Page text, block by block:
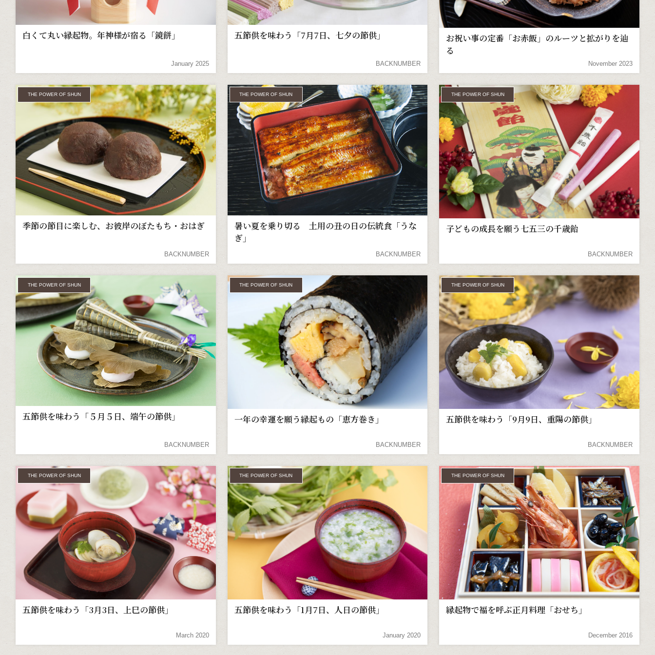
白くて丸い縁起物。年神様が宿る「鏡餅」
January 2025
五節供を味わう「7月7日、七夕の節供」
BACKNUMBER
お祝い事の定番「お赤飯」のルーツと拡がりを辿
る
November 2023
THE POWER OF SHUN
季節の節目に楽しむ、お彼岸のぼたもち・おはぎ
BACKNUMBER
THE POWER OF SHUN
暑い夏を乗り切る 土用の丑の日の伝統食「うな
ぎ」
BACKNUMBER
THE POWER OF SHUN
子どもの成長を願う七五三の千歳飴
BACKNUMBER
THE POWER OF SHUN
五節供を味わう「５月５日、端午の節供」
BACKNUMBER
THE POWER OF SHUN
一年の幸運を願う縁起もの「恵方巻き」
BACKNUMBER
THE POWER OF SHUN
五節供を味わう「9月9日、重陽の節供」
BACKNUMBER
THE POWER OF SHUN
五節供を味わう「3月3日、上巳の節供」
March 2020
THE POWER OF SHUN
五節供を味わう「1月7日、人日の節供」
January 2020
THE POWER OF SHUN
縁起物で福を呼ぶ正月料理「おせち」
December 2016